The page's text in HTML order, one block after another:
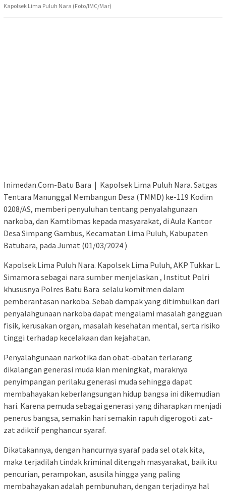
Kapolsek Lima Puluh Nara (Foto/IMC/Mar)
Inimedan.Com-Batu Bara | Kapolsek Lima Puluh Nara. Satgas
Tentara Manunggal Membangun Desa (TMMD) ke-119 Kodim
0208/AS, memberi penyuluhan tentang penyalahgunaan
narkoba, dan Kamtibmas kepada masyarakat, di Aula Kantor
Desa Simpang Gambus, Kecamatan Lima Puluh, Kabupaten
Batubara, pada Jumat (01/03/2024 )
Kapolsek Lima Puluh Nara. Kapolsek Lima Puluh, AKP Tukkar L.
Simamora sebagai nara sumber menjelaskan , Institut Polri
khususnya Polres Batu Bara selalu komitmen dalam
pemberantasan narkoba. Sebab dampak yang ditimbulkan dari
penyalahgunaan narkoba dapat mengalami masalah gangguan
fisik, kerusakan organ, masalah kesehatan mental, serta risiko
tinggi terhadap kecelakaan dan kejahatan.
Penyalahgunaan narkotika dan obat-obatan terlarang
dikalangan generasi muda kian meningkat, maraknya
penyimpangan perilaku generasi muda sehingga dapat
membahayakan keberlangsungan hidup bangsa ini dikemudian
hari. Karena pemuda sebagai generasi yang diharapkan menjadi
penerus bangsa, semakin hari semakin rapuh digerogoti zat-
zat adiktif penghancur syaraf.
Dikatakannya, dengan hancurnya syaraf pada sel otak kita,
maka terjadilah tindak kriminal ditengah masyarakat, baik itu
pencurian, perampokan, asusila hingga yang paling
membahayakan adalah pembunuhan, dengan terjadinya hal